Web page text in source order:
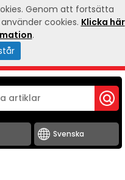
Genom att fortsätta
cookies. Klicka här
.